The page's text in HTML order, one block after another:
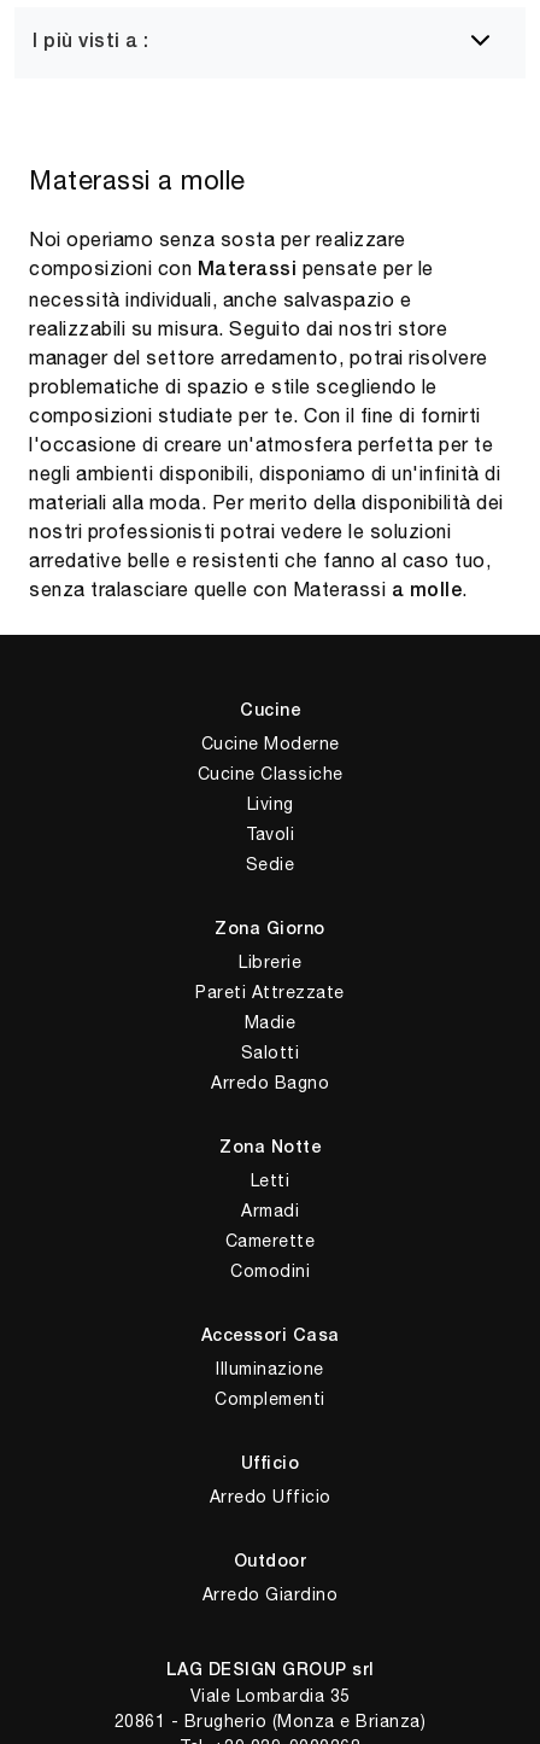
I più visti a :
Materassi a molle
Noi operiamo senza sosta per realizzare
composizioni con Materassi
pensate per le
necessità individuali, anche salvaspazio e
realizzabili su misura. Seguito dai nostri store
manager del settore arredamento, potrai risolvere
problematiche di spazio e stile scegliendo le
composizioni studiate per te. Con il fine di fornirti
l'occasione di creare un'atmosfera perfetta per te
negli ambienti disponibili, disponiamo di un'infinità di
materiali alla moda. Per merito della disponibilità dei
nostri professionisti potrai vedere le soluzioni
arredative belle e resistenti che fanno al caso tuo,
senza tralasciare quelle con Materassi a molle.
Cucine
Cucine Moderne
Cucine Classiche
Living
Tavoli
Sedie
Zona Giorno
Librerie
Pareti Attrezzate
Madie
Salotti
Arredo Bagno
Zona Notte
Letti
Armadi
Camerette
Comodini
Accessori Casa
Illuminazione
Complementi
Ufficio
Arredo Ufficio
Outdoor
Arredo Giardino
LAG DESIGN GROUP srl
Viale Lombardia 35
20861 - Brugherio (Monza e Brianza)